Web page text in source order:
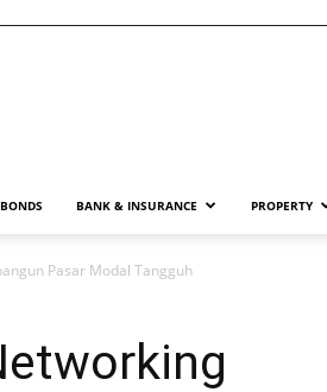
BONDS BANK & INSURANCE PROPERTY
Pasar Modal Tangguh